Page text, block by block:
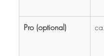
Pro (optional)